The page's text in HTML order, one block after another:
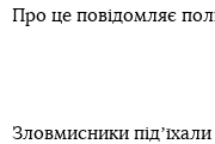
Про це повідомляє
Зловмисники